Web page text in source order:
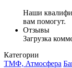
Наши
вам помогут.
Отзывы
Загрузка
Категории
ТМФ, Атмосфера